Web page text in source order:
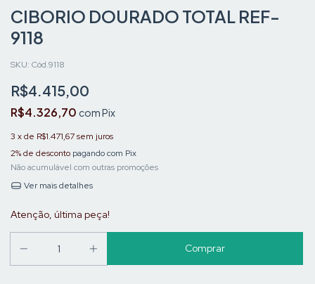
CIBORIO DOURADO TOTAL REF-
9118
SKU: Cód.9118
R$4.415,00
R$4.326,70 comPix
3 x de R$1.471,67sem juros
2% de desconto pagando com Pix
Não acumulável com outras promoções
Ver mais detalhes
Atenção, última peça!